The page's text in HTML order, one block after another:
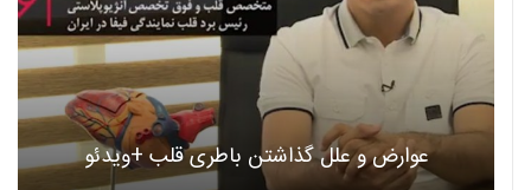
عوارض و علل گذاشتن باطری قلب +ویدئو